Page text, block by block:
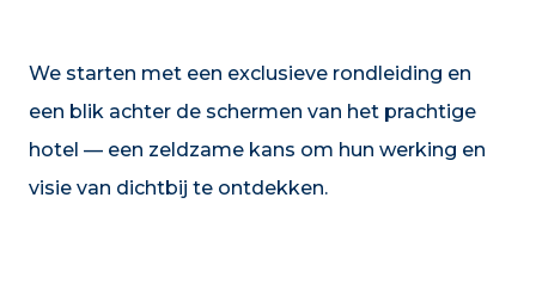
We starten met een exclusieve rondleiding en
een blik achter de schermen van het prachtige
hotel — een zeldzame kans om hun werking en
visie van dichtbij te ontdekken.